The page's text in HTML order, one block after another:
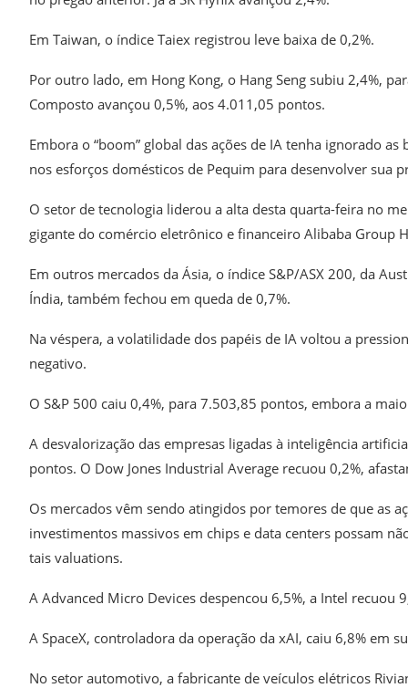
Em Taiwan, o índice Taiex registrou leve baixa de 0,2%.
Por outro lado, em Hong Kong, o Hang Seng subiu 2,4%,
Composto avançou 0,5%, aos 4.011,05 pontos.
Embora o “boom” global das ações de IA tenha ignorado
nos esforços domésticos de Pequim para desenvolver sua
O setor de tecnologia liderou a alta desta quarta-feira no
gigante do comércio eletrônico e financeiro Alibaba Group
Em outros mercados da Ásia, o índice S&P/ASX 200, da
Índia, também fechou em queda de 0,7%.
Na véspera, a volatilidade dos papéis de IA voltou a
negativo.
O S&P 500 caiu 0,4%, para 7.503,85 pontos, embora a
A desvalorização das empresas ligadas à inteligência
pontos. O Dow Jones Industrial Average recuou 0,2%,
Os mercados vêm sendo atingidos por temores de que as
investimentos massivos em chips e data centers possam
tais valuations.
A Advanced Micro Devices despencou 6,5%, a Intel recuou
A SpaceX, controladora da operação da xAI, caiu 6,8% em
No setor automotivo, a fabricante de veículos elétricos